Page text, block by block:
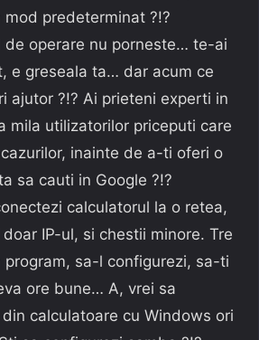
mod predeterminat ?!?
de operare nu porneste… te-ai
e greseala ta… dar acum ce
ajutor ?!? Ai prieteni experti in
mila utilizatorilor priceputi care
inainte de a-ti oferi o
sa cauti in Google ?!?
calculatorul la o retea,
IP-ul, si chestii minore. Tre
program, sa-l configurezi, sa-ti
ore bune… A, vrei sa
calculatoare cu Windows ori